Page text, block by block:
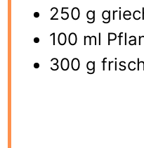
250 g
100 ml
300 g